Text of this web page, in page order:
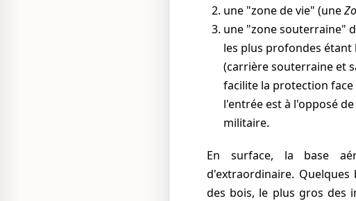
une "zone de vie" (une
une "zone souterraine"
les plus profondes étant
(carrière souterraine et
facilite la protection
l'entrée est à l'opposé
militaire.
En surface, la base aérienne de Taverny n'a rien
d'extraordinaire.
des bois, le plus gros des